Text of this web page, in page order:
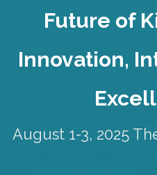
Future of
Innovation,
August 1-3, 2025